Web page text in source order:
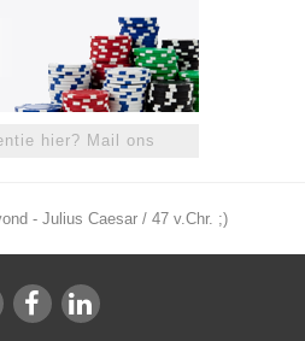
hier? Mail ons
- Julius Caesar / 47 v.Chr. ;)